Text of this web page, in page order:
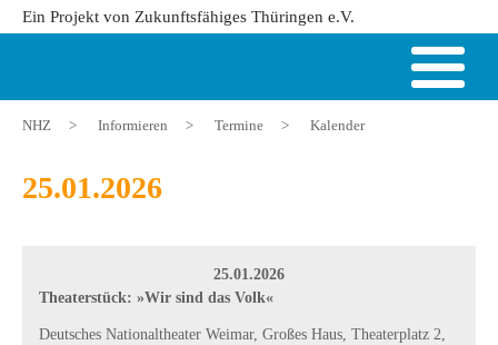
Ein Projekt von Zukunftsfähiges Thüringen e.V.
NHZ > Informieren > Termine > Kalender
25.01.2026
25.01.2026
Theaterstück: »Wir sind das Volk«
Deutsches Nationaltheater Weimar, Großes Haus, Theaterplatz 2,